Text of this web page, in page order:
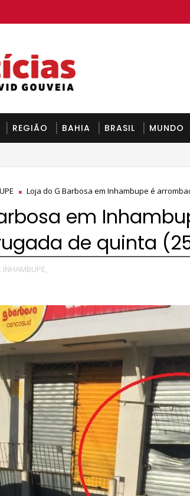
REGIÃO BAHIA BRASIL MUNDO
Loja do G Barbosa em Inhambupe é
em
de quinta
INHAMBUPE,